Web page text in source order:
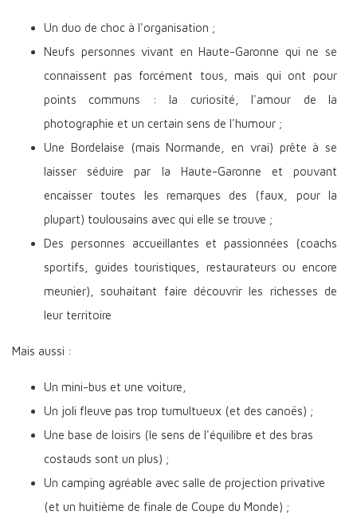
Un duo de choc à l'organisation ;
Neufs personnes vivant en Haute-Garonne qui ne se
connaissent pas forcément tous, mais qui ont pour
points communs : la curiosité, l'amour de la
photographie et un certain sens de l'humour ;
Une Bordelaise (mais Normande, en vrai) prête à se
laisser séduire par la Haute-Garonne et pouvant
encaisser toutes les remarques des (faux, pour la
plupart) toulousains avec qui elle se trouve ;
Des personnes accueillantes et passionnées (coachs
sportifs, guides touristiques, restaurateurs ou encore
meunier), souhaitant faire découvrir les richesses de
leur territoire
Mais aussi :
Un mini-bus et une voiture,
Un joli fleuve pas trop tumultueux (et des canoës) ;
Une base de loisirs (le sens de l'équilibre et des bras
costauds sont un plus) ;
Un camping agréable avec salle de projection privative
(et un huitième de finale de Coupe du Monde) ;